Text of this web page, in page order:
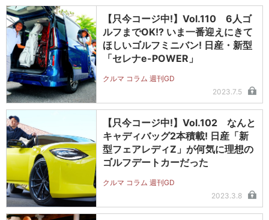
【只今コージ中!】Vol.110 6人ゴ
ルフまでOK!? いま一番迎えにきて
ほしいゴルフミニバン! 日産・新型
「セレナe-POWER」
クルマ コラム 週刊GD
2023.7.5
【只今コージ中!】Vol.102 なんと
キャディバッグ2本積載! 日産「新
型フェアレディZ」が何気に理想の
ゴルフデートカーだった
クルマ コラム 週刊GD
2023.3.8